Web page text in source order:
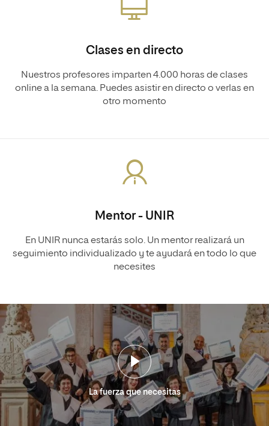
Clases en directo
Nuestros profesores imparten 4.000 horas de clases
online a la semana. Puedes asistir en directo o verlas en
otro momento
Mentor - UNIR
En UNIR nunca estarás solo. Un mentor realizará un
seguimiento individualizado y te ayudará en todo lo que
necesites
La fuerza que necesitas